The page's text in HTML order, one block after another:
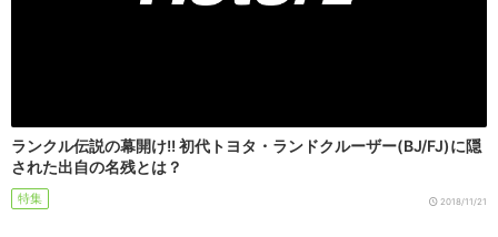
ランクル伝説の幕開け!! 初代トヨタ・ランドクルーザー(BJ/FJ)に隠
された出自の名残とは？
特集 2018/11/21